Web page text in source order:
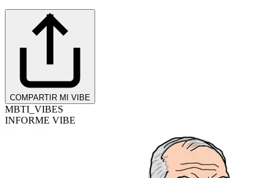
COMPARTIR MI VIBE
MBTI_VIBES
INFORME VIBE